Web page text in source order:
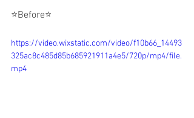
⭐Before⭐
https://video.wixstatic.com/video/f10b66_14493
325ac8c485d85b685921911a4e5/720p/mp4/file.
mp4